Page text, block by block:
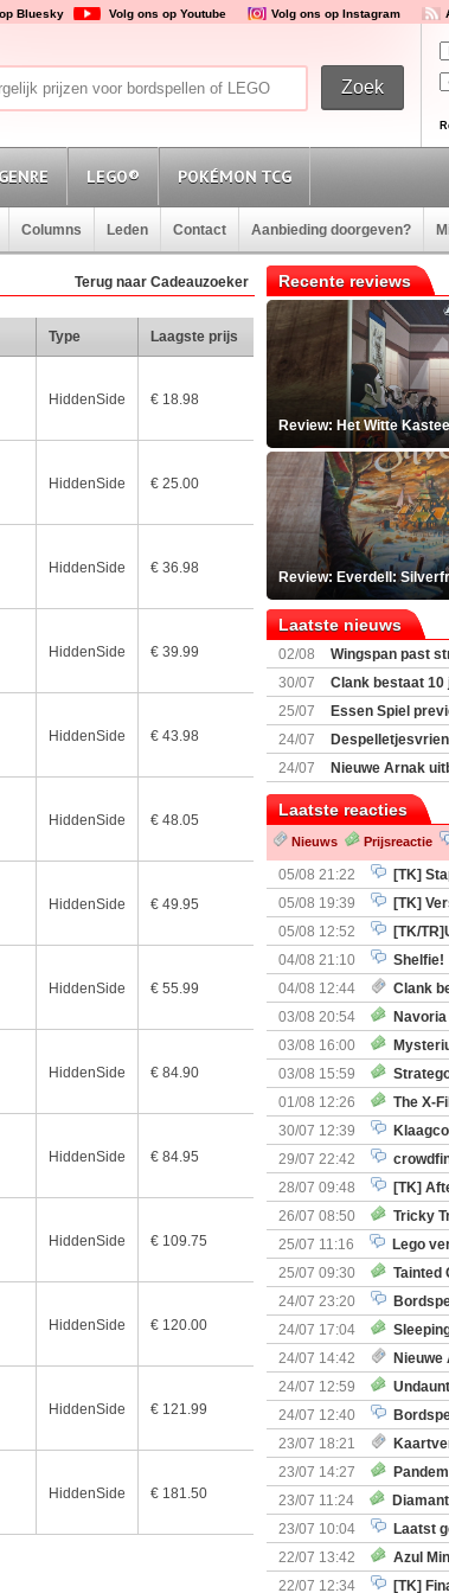
Bluesky Volg ons op Youtube Volg ons op Instagram
LEGO® POKÉMON TCG
Columns Leden Contact Aanbieding doorgeven?
Terug naar Cadeauzoeker
Type Laagste prijs
HiddenSide € 18.98
HiddenSide € 25.00
HiddenSide € 36.98
HiddenSide € 39.99
HiddenSide € 43.98
HiddenSide € 48.05
HiddenSide € 49.95
HiddenSide € 55.99
HiddenSide € 84.90
HiddenSide € 84.95
HiddenSide € 109.75
HiddenSide € 120.00
HiddenSide € 121.99
HiddenSide € 181.50
Recente reviews
Review: Het Witte
Review: Everdell:
Laatste nieuws
02/08
Wingspan past
30/07
Clank bestaat 10
uitbreiding
25/07
Essen Spiel
Boardgamegeek
24/07
weekend van start
24/07
Nieuwe Arnak
Laatste reacties
Nieuws Prijsreactie
05/08 21:22
[TK]
Nemesis Retaliation,
05/08 19:39
[TK]
05/08 12:52
[TK/
Prijsverlagingen,
04/08 21:10
Shelfie!
04/08 12:44
Clank
+ nieuwe uitbreiding
03/08 20:54 Navoria
03/08 16:00
Kapitein Boe
03/08 15:59
01/08 12:26
The X-
30/07 12:39
29/07 22:42
28/07 09:48
[TK]
26/07 08:50
Tricky
25/07 11:16
Lego
25/07 09:30
Tainted
Uitbreiding: Wyrd
24/07 23:20
24/07 17:04
(Bordspellen)
24/07 14:42
Nieuwe
Surprise Shipments
24/07 12:59
(Bordspellen)
24/07 12:40
23/07 18:21
start
23/07 14:27
(Bordspellen)
23/07 11:24
23/07 10:04
Laatst
22/07 13:42
Azul
(Bordspellen)
22/07 12:34 [TK]